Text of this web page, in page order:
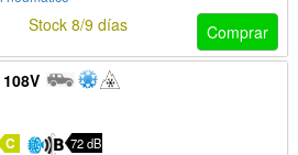
Comprar
Stock 8/9 días
C 72 dB